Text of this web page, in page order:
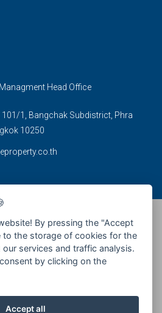
Head Office
1, Bangchak Subdistrict, Phra
10250
Management - All rights
By pressing the "Accept
to the storage of cookies for the
services and traffic analysis.
by clicking on the
Accept all